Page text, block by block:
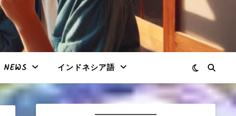
NEWS インドネシア語